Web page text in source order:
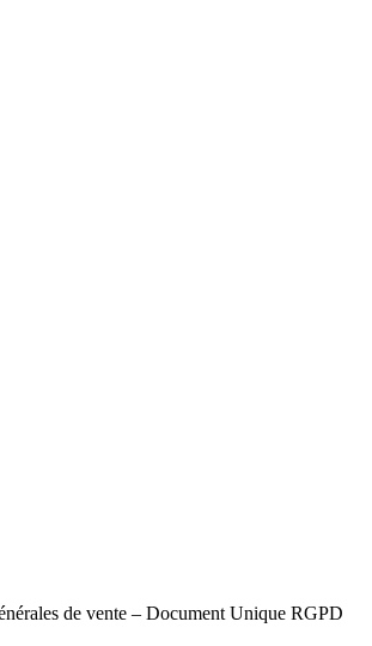
de vente – Document Unique RGPD